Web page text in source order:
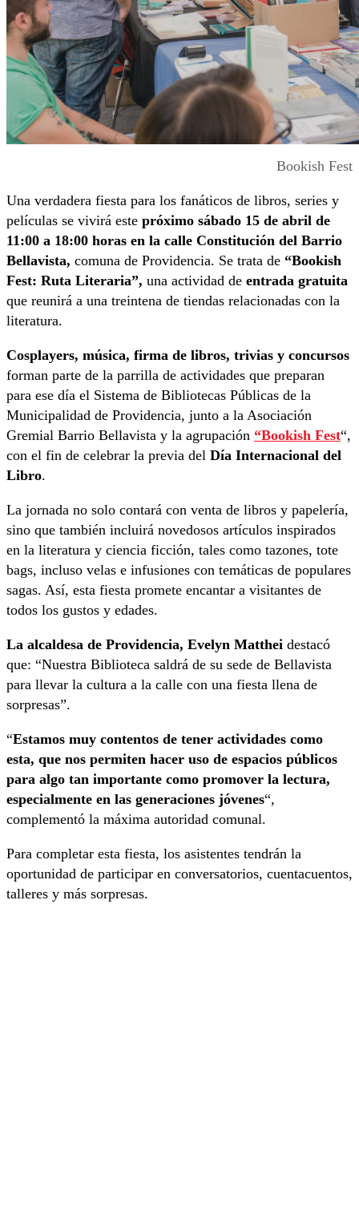
Bookish Fest
Una verdadera fiesta para los fanáticos de libros, series y
películas se vivirá este próximo sábado 15 de abril de
11:00 a 18:00 horas en la calle Constitución del Barrio
Bellavista, comuna de Providencia. Se trata de “Bookish
Fest: Ruta Literaria”, una actividad de entrada gratuita
que reunirá a una treintena de tiendas relacionadas con la
literatura.
Cosplayers, música, firma de libros, trivias y concursos
forman parte de la parrilla de actividades que preparan
para ese día el Sistema de Bibliotecas Públicas de la
Municipalidad de Providencia, junto a la Asociación
Gremial Barrio Bellavista y la agrupación “Bookish Fest“,
con el fin de celebrar la previa del Día Internacional del
Libro.
La jornada no solo contará con venta de libros y papelería,
sino que también incluirá novedosos artículos inspirados
en la literatura y ciencia ficción, tales como tazones, tote
bags, incluso velas e infusiones con temáticas de populares
sagas. Así, esta fiesta promete encantar a visitantes de
todos los gustos y edades.
La alcaldesa de Providencia, Evelyn Matthei destacó
que: “Nuestra Biblioteca saldrá de su sede de Bellavista
para llevar la cultura a la calle con una fiesta llena de
sorpresas”.
“Estamos muy contentos de tener actividades como
esta, que nos permiten hacer uso de espacios públicos
para algo tan importante como promover la lectura,
especialmente en las generaciones jóvenes“,
complementó la máxima autoridad comunal.
Para completar esta fiesta, los asistentes tendrán la
oportunidad de participar en conversatorios, cuentacuentos,
talleres y más sorpresas.